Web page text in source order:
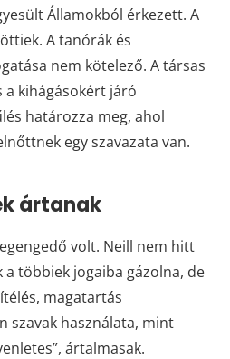
Államokból érkezett. A
A tanórák és
nem kötelező. A társas
a kihágásokért járó
határozza meg, ahol
egy szavazata van.
ártanak
volt. Neill nem hitt
a többiek jogaiba gázolna, de
magatartás
szavak használata, mint
ártalmasak.